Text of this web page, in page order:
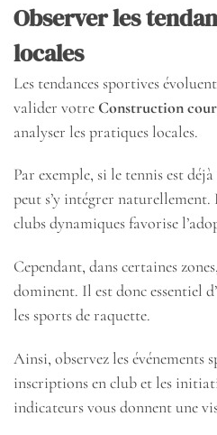
Observer les
locales
Les tendances sportives
valider votre Construction
analyser les pratiques locales.
Par exemple, si le tennis est
peut s’y intégrer naturellement.
clubs dynamiques favorise
Cependant, dans certaines
dominent. Il est donc essentiel
les sports de raquette.
Ainsi, observez les événements
inscriptions en club et les
indicateurs vous donnent une